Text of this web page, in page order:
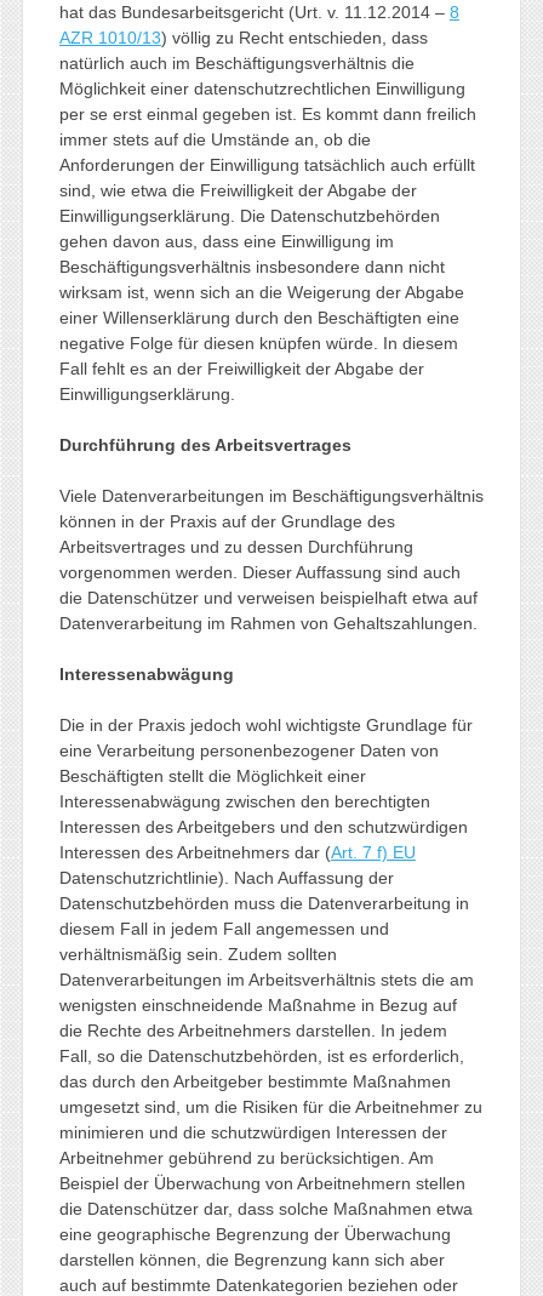
hat das Bundesarbeitsgericht (Urt. v. 11.12.2014 – 8
AZR 1010/13) völlig zu Recht entschieden, dass
natürlich auch im Beschäftigungsverhältnis die
Möglichkeit einer datenschutzrechtlichen Einwilligung
per se erst einmal gegeben ist. Es kommt dann freilich
immer stets auf die Umstände an, ob die
Anforderungen der Einwilligung tatsächlich auch erfüllt
sind, wie etwa die Freiwilligkeit der Abgabe der
Einwilligungserklärung. Die Datenschutzbehörden
gehen davon aus, dass eine Einwilligung im
Beschäftigungsverhältnis insbesondere dann nicht
wirksam ist, wenn sich an die Weigerung der Abgabe
einer Willenserklärung durch den Beschäftigten eine
negative Folge für diesen knüpfen würde. In diesem
Fall fehlt es an der Freiwilligkeit der Abgabe der
Einwilligungserklärung.
Durchführung des Arbeitsvertrages
Viele Datenverarbeitungen im Beschäftigungsverhältnis
können in der Praxis auf der Grundlage des
Arbeitsvertrages und zu dessen Durchführung
vorgenommen werden. Dieser Auffassung sind auch
die Datenschützer und verweisen beispielhaft etwa auf
Datenverarbeitung im Rahmen von Gehaltszahlungen.
Interessenabwägung
Die in der Praxis jedoch wohl wichtigste Grundlage für
eine Verarbeitung personenbezogener Daten von
Beschäftigten stellt die Möglichkeit einer
Interessenabwägung zwischen den berechtigten
Interessen des Arbeitgebers und den schutzwürdigen
Interessen des Arbeitnehmers dar (Art. 7 f) EU
Datenschutzrichtlinie). Nach Auffassung der
Datenschutzbehörden muss die Datenverarbeitung in
diesem Fall in jedem Fall angemessen und
verhältnismäßig sein. Zudem sollten
Datenverarbeitungen im Arbeitsverhältnis stets die am
wenigsten einschneidende Maßnahme in Bezug auf
die Rechte des Arbeitnehmers darstellen. In jedem
Fall, so die Datenschutzbehörden, ist es erforderlich,
das durch den Arbeitgeber bestimmte Maßnahmen
umgesetzt sind, um die Risiken für die Arbeitnehmer zu
minimieren und die schutzwürdigen Interessen der
Arbeitnehmer gebührend zu berücksichtigen. Am
Beispiel der Überwachung von Arbeitnehmern stellen
die Datenschützer dar, dass solche Maßnahmen etwa
eine geographische Begrenzung der Überwachung
darstellen können, die Begrenzung kann sich aber
auch auf bestimmte Datenkategorien beziehen oder